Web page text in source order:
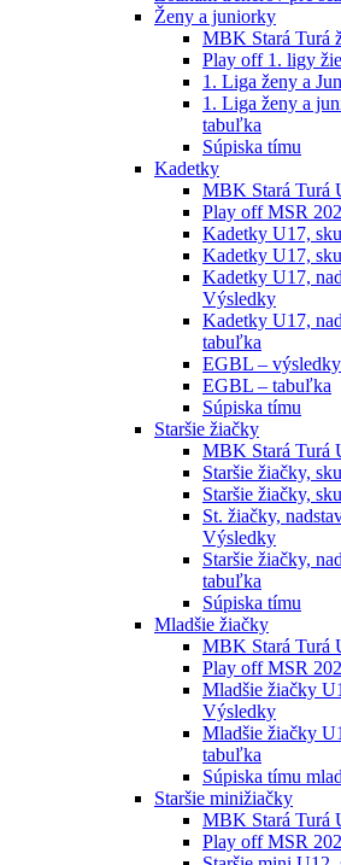
Ženy a juniorky
MBK Stará Turá
Play off 1. ligy
1. Liga ženy a
1. Liga ženy a
tabuľka
Súpiska tímu
Kadetky
MBK Stará Turá
Play off MSR
Kadetky U17,
Kadetky U17,
Kadetky U17,
Výsledky
Kadetky U17,
tabuľka
EGBL – výsledky
EGBL – tabuľka
Súpiska tímu
Staršie žiačky
MBK Stará Turá
Staršie žiačky,
Staršie žiačky,
St. žiačky,
Výsledky
Staršie žiačky,
tabuľka
Súpiska tímu
Mladšie žiačky
MBK Stará Turá
Play off MSR
Mladšie žiačky
Výsledky
Mladšie žiačky
tabuľka
Súpiska tímu
Staršie minižiačky
MBK Stará Turá
Play off MSR